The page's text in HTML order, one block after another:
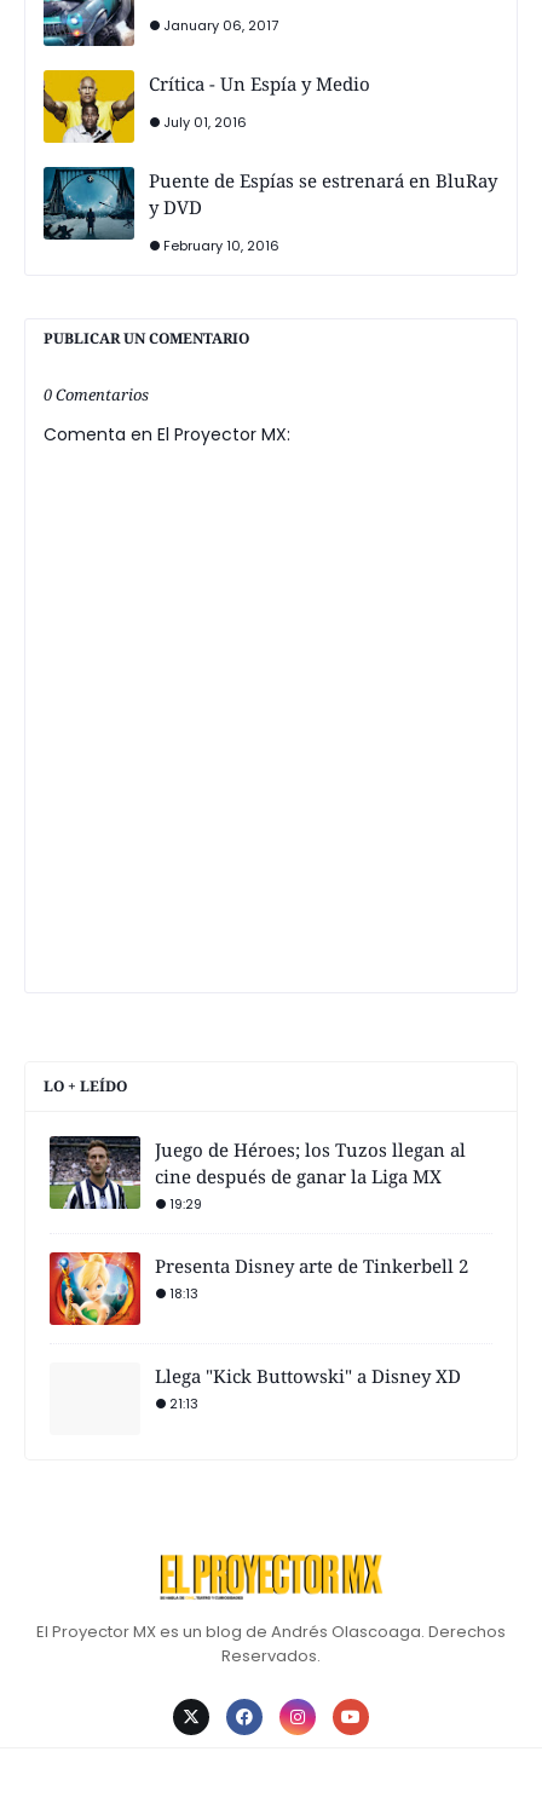
January 06, 2017
Crítica - Un Espía y Medio
July 01, 2016
Puente de Espías se estrenará en BluRay
y DVD
February 10, 2016
PUBLICAR UN COMENTARIO
0 Comentarios
Comenta en El Proyector MX:
LO + LEÍDO
Juego de Héroes; los Tuzos llegan al
cine después de ganar la Liga MX
19:29
Presenta Disney arte de Tinkerbell 2
18:13
Llega "Kick Buttowski" a Disney XD
21:13
El Proyector MX es un blog de Andrés Olascoaga. Derechos
Reservados.